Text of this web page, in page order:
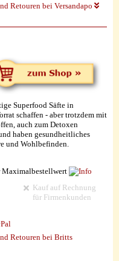
Retouren bei Versandapo
Superfood Säfte in
schaffen - aber trotzdem mit
auch zum Detoxen
haben gesundheitliches
und Wohlbefinden.
Kauf auf Rechnung
für Firmenkunden
Retouren bei Britts